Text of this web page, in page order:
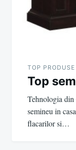
TOP PRODUSE
Top
Tehnologia din
semineu in
flacarilor si…